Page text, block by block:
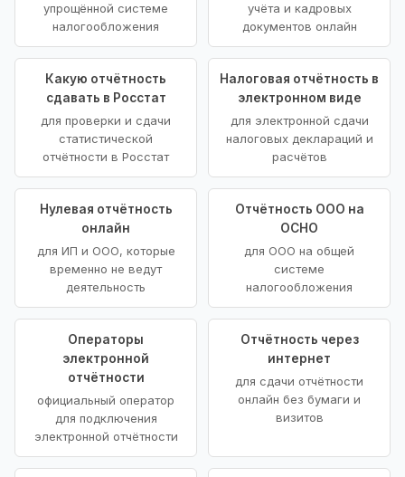
упрощённой системе
налогообложения
учёта и кадровых
документов онлайн
Какую отчётность
сдавать в Росстат
для проверки и сдачи
статистической
отчётности в Росстат
Налоговая отчётность в
электронном виде
для электронной сдачи
налоговых деклараций и
расчётов
Нулевая отчётность
онлайн
для ИП и ООО, которые
временно не ведут
деятельность
Отчётность ООО на
ОСНО
для ООО на общей
системе
налогообложения
Операторы
электронной
отчётности
официальный оператор
для подключения
электронной отчётности
Отчётность через
интернет
для сдачи отчётности
онлайн без бумаги и
визитов